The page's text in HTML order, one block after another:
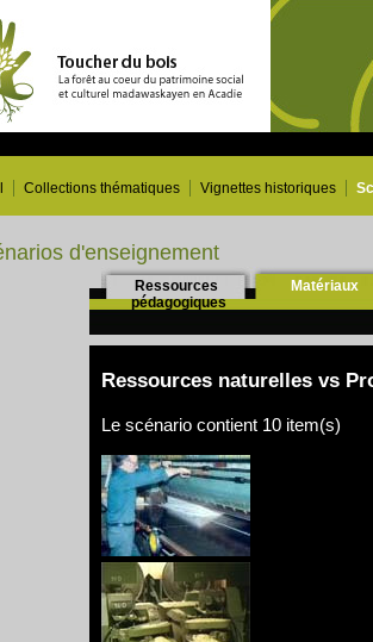
Collections thématiques Vignettes historiques
d'enseignement
Ressources
pédagogiques
Matériaux
Ressources naturelles vs
Le scénario contient 10 item(s)